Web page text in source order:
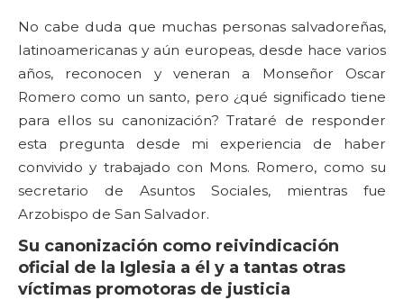
No cabe duda que muchas personas salvadoreñas,
latinoamericanas y aún europeas, desde hace varios
años, reconocen y veneran a Monseñor Oscar
Romero como un santo, pero ¿qué significado tiene
para ellos su canonización? Trataré de responder
esta pregunta desde mi experiencia de haber
convivido y trabajado con Mons. Romero, como su
secretario de Asuntos Sociales, mientras fue
Arzobispo de San Salvador.
Su canonización como reivindicación
oficial de la Iglesia a él y a tantas otras
víctimas promotoras de justicia